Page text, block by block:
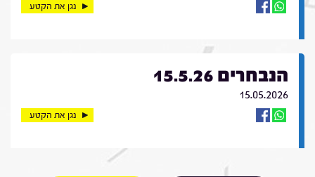
נגן את הקטע
הנבחרים 15.5.26
15.05.2026
נגן את הקטע